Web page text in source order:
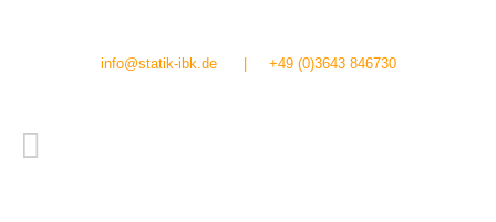
info@statik-ibk.de| +49 (0)3643 846730